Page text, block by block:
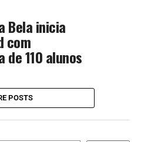
Bela inicia
com
110 alunos
POSTS